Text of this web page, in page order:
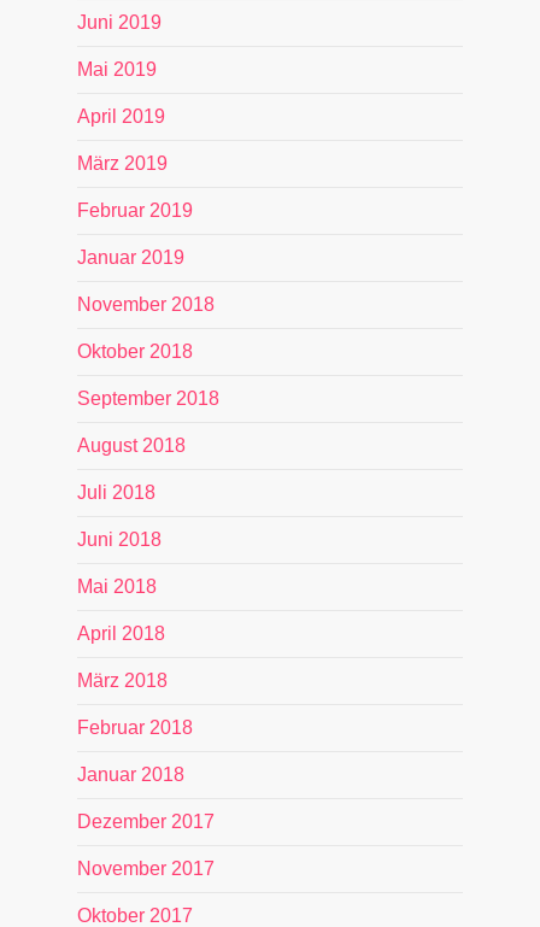
Juni 2019
Mai 2019
April 2019
März 2019
Februar 2019
Januar 2019
November 2018
Oktober 2018
September 2018
August 2018
Juli 2018
Juni 2018
Mai 2018
April 2018
März 2018
Februar 2018
Januar 2018
Dezember 2017
November 2017
Oktober 2017